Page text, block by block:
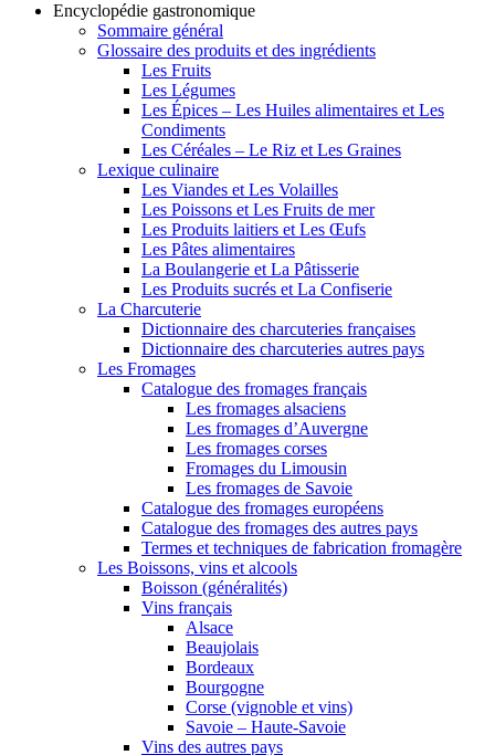
Encyclopédie gastronomique
Sommaire général
Glossaire des produits et des ingrédients
Les Fruits
Les Légumes
Les Épices – Les Huiles alimentaires et Les
Condiments
Les Céréales – Le Riz et Les Graines
Lexique culinaire
Les Viandes et Les Volailles
Les Poissons et Les Fruits de mer
Les Produits laitiers et Les Œufs
Les Pâtes alimentaires
La Boulangerie et La Pâtisserie
Les Produits sucrés et La Confiserie
La Charcuterie
Dictionnaire des charcuteries françaises
Dictionnaire des charcuteries autres pays
Les Fromages
Catalogue des fromages français
Les fromages alsaciens
Les fromages d’Auvergne
Les fromages corses
Fromages du Limousin
Les fromages de Savoie
Catalogue des fromages européens
Catalogue des fromages des autres pays
Termes et techniques de fabrication fromagère
Les Boissons, vins et alcools
Boisson (généralités)
Vins français
Alsace
Beaujolais
Bordeaux
Bourgogne
Corse (vignoble et vins)
Savoie – Haute-Savoie
Vins des autres pays